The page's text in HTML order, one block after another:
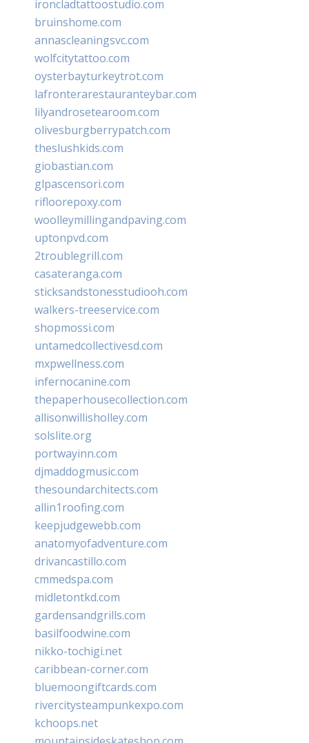
ironcladtattoostudio.com
bruinshome.com
annascleaningsvc.com
wolfcitytattoo.com
oysterbayturkeytrot.com
lafronterarestauranteybar.com
lilyandrosetearoom.com
olivesburgberrypatch.com
theslushkids.com
giobastian.com
glpascensori.com
rifloorepoxy.com
woolleymillingandpaving.com
uptonpvd.com
2troublegrill.com
casateranga.com
sticksandstonesstudiooh.com
walkers-treeservice.com
shopmossi.com
untamedcollectivesd.com
mxpwellness.com
infernocanine.com
thepaperhousecollection.com
allisonwillisholley.com
solslite.org
portwayinn.com
djmaddogmusic.com
thesoundarchitects.com
allin1roofing.com
keepjudgewebb.com
anatomyofadventure.com
drivancastillo.com
cmmedspa.com
midletontkd.com
gardensandgrills.com
basilfoodwine.com
nikko-tochigi.net
caribbean-corner.com
bluemoongiftcards.com
rivercitysteampunkexpo.com
kchoops.net